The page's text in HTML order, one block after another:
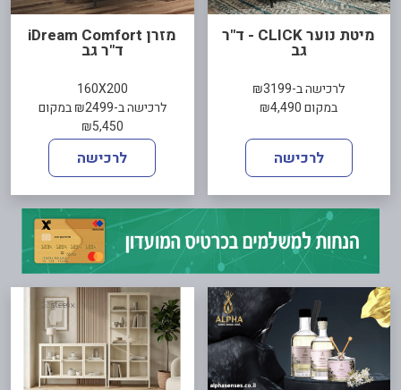
מיטת נוער CLICK - ד"ר
גב
לרכישה ב-₪3199
במקום ₪4,490
לרכישה
מזרן iDream Comfort
ד"ר גב
160X200
לרכישה ב-₪2499 במקום
₪5,450
לרכישה